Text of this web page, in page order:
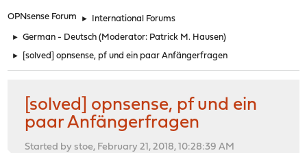
OPNsense Forum ► International Forums
► German - Deutsch (Moderator: Patrick M. Hausen)
► [solved] opnsense, pf und ein paar Anfängerfragen
[solved] opnsense, pf und ein
paar Anfängerfragen
Started by stoe, February 21, 2018, 10:28:39 AM